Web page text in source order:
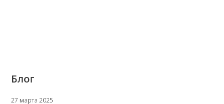
Блог
27 марта 2025